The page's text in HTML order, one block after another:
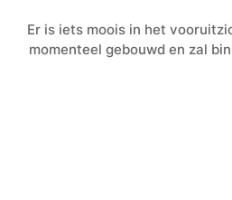
Er is iets moois in het
momenteel gebouwd en zal